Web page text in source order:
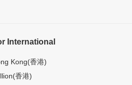
International
Kong(香港)
香港)